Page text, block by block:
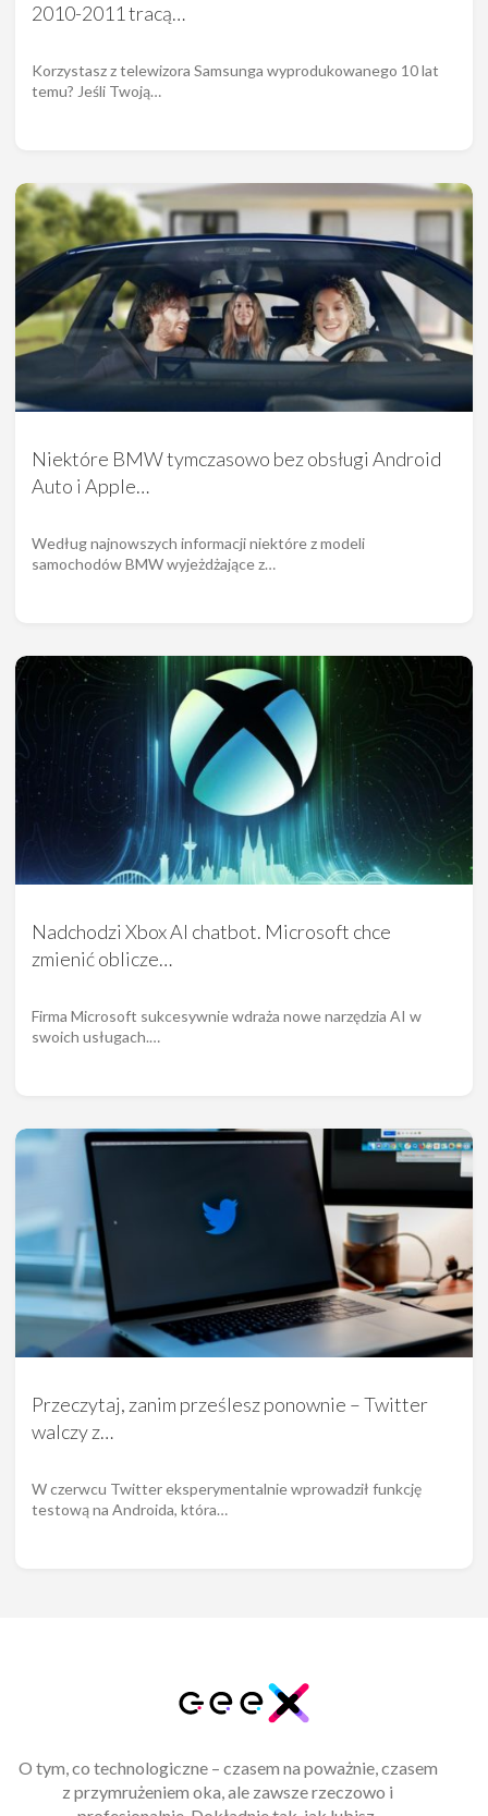
2010-2011 tracą…
Korzystasz z telewizora Samsunga wyprodukowanego 10 lat
temu? Jeśli Twoją…
Niektóre BMW tymczasowo bez obsługi Android
Auto i Apple…
Według najnowszych informacji niektóre z modeli
samochodów BMW wyjeżdżające z…
Nadchodzi Xbox AI chatbot. Microsoft chce
zmienić oblicze…
Firma Microsoft sukcesywnie wdraża nowe narzędzia AI w
swoich usługach.…
Przeczytaj, zanim prześlesz ponownie – Twitter
walczy z…
W czerwcu Twitter eksperymentalnie wprowadził funkcję
testową na Androida, która…
O tym, co technologiczne – czasem na poważnie, czasem
z przymrużeniem oka, ale zawsze rzeczowo i